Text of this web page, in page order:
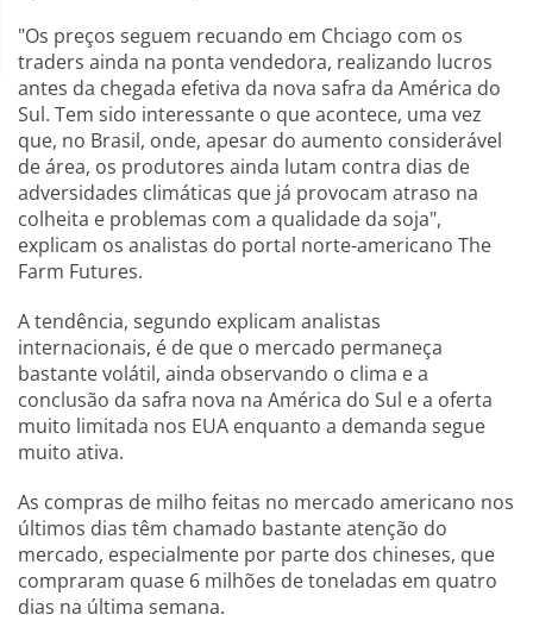
"Os preços seguem recuando em Chciago com os
traders ainda na ponta vendedora, realizando lucros
antes da chegada efetiva da nova safra da América do
Sul. Tem sido interessante o que acontece, uma vez
que, no Brasil, onde, apesar do aumento considerável
de área, os produtores ainda lutam contra dias de
adversidades climáticas que já provocam atraso na
colheita e problemas com a qualidade da soja",
explicam os analistas do portal norte-americano The
Farm Futures.
A tendência, segundo explicam analistas
internacionais, é de que o mercado permaneça
bastante volátil, ainda observando o clima e a
conclusão da safra nova na América do Sul e a oferta
muito limitada nos EUA enquanto a demanda segue
muito ativa.
As compras de milho feitas no mercado americano nos
últimos dias têm chamado bastante atenção do
mercado, especialmente por parte dos chineses, que
compraram quase 6 milhões de toneladas em quatro
dias na última semana.